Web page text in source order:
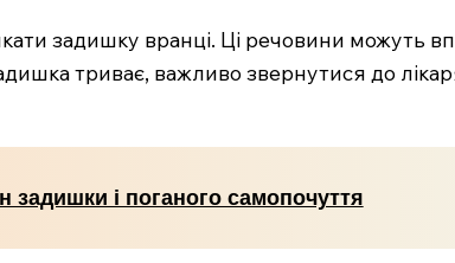
задишку вранці. Ці речовини можуть
триває, важливо звернутися до
і поганого самопочуття